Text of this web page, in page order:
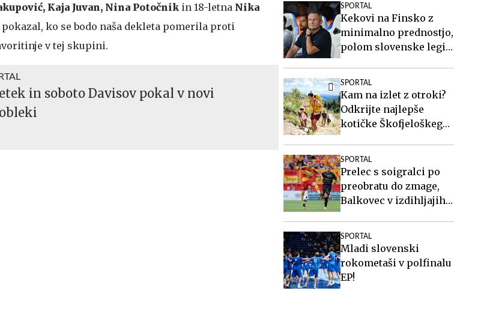
Kaja Juvan, Nina Potočnik in 18-letna Nika
ko se bodo naša dekleta pomerila proti
v tej skupini.
in soboto Davisov pokal v novi
SPORTAL
Kekovi na Finsko z
minimalno prednostjo,
polom slovenske legije
SPORTAL
Kam na izlet z otroki?
Odkrijte najlepše
kotičke Škofjeloškega
SPORTAL
Prelec s soigralci po
preobratu do zmage,
Balkovec v izdihljajih
SPORTAL
Mladi slovenski
rokometaši v polfinalu
EP!